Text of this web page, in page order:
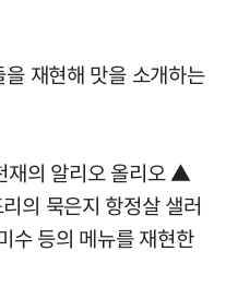
재현해 맛을 소개하는
재의 알리오 올리오 ▲
의 묵은지 항정살 샐러
수 등의 메뉴를 재현한